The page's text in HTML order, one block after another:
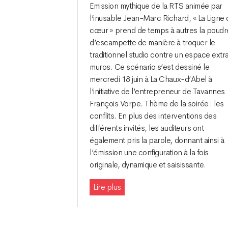
Emission mythique de la RTS animée par
l’inusable Jean-Marc Richard, « La Ligne
cœur » prend de temps à autres la
d’escampette de manière à troquer le
traditionnel studio contre un espace
muros. Ce scénario s’est dessiné le
mercredi 18 juin à La Chaux-d’Abel à
l’initiative de l’entrepreneur de Tavannes
François Vorpe. Thème de la soirée : les
conflits. En plus des interventions des
différents invités, les auditeurs ont
également pris la parole, donnant ainsi à
l’émission une configuration à la fois
originale, dynamique et saisissante.
Lire plus